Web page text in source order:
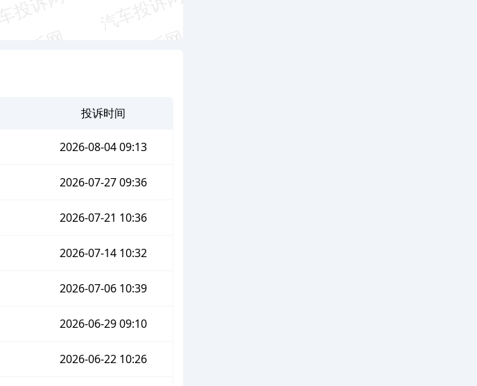
投诉时间
2026-08-04 09:13
2026-07-27 09:36
2026-07-21 10:36
2026-07-14 10:32
2026-07-06 10:39
2026-06-29 09:10
2026-06-22 10:26